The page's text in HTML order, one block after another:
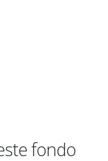
fondo